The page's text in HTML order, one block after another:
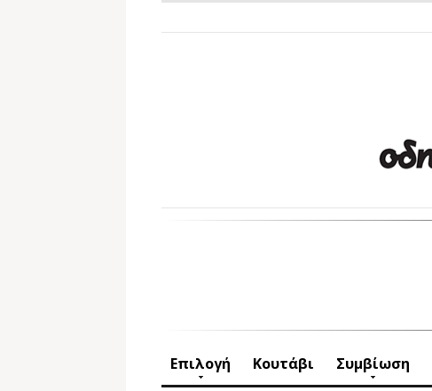
Επιλογή Κουτάβι Συμβίωση